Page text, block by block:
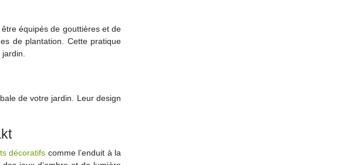
équipés de gouttières et de
de plantation. Cette pratique
jardin.
de votre jardin. Leur design
décoratifs comme l’enduit à la